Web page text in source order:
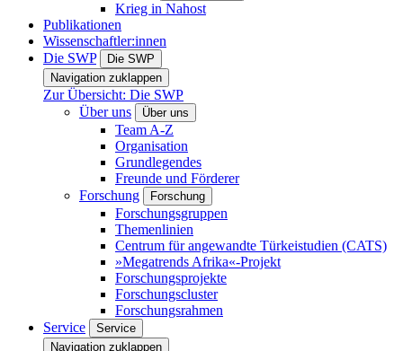
Krieg in Nahost
Publikationen
Wissenschaftler:innen
Die SWP
Die SWP
Navigation zuklappen
Zur Übersicht: Die SWP
Über uns
Über uns
Team A-Z
Organisation
Grundlegendes
Freunde und Förderer
Forschung
Forschung
Forschungsgruppen
Themenlinien
Centrum für angewandte Türkeistudien (CATS)
»Megatrends Afrika«-Projekt
Forschungsprojekte
Forschungscluster
Forschungsrahmen
Service
Service
Navigation zuklappen